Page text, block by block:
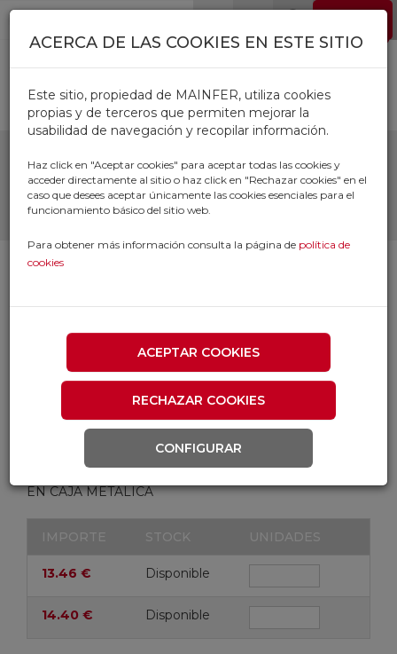
Pasar al contenido principal
LOTE 10 DISCOS METAL
INOX
BOSCH
EN CAJA METALICA
IMPORTE STOCK UNIDADES
13.46 € Disponible
14.40 € Disponible
ACERCA DE LAS COOKIES EN ESTE SITIO
Este sitio, propiedad de MAINFER, utiliza cookies
propias y de terceros que permiten mejorar la
usabilidad de navegación y recopilar información.
Haz click en "Aceptar cookies" para aceptar todas las cookies y
acceder directamente al sitio o haz click en "Rechazar cookies" en el
caso que desees aceptar únicamente las cookies esenciales para el
funcionamiento básico del sitio web.
Para obtener más información consulta la página de política de
cookies
ACEPTAR COOKIES
RECHAZAR COOKIES
CONFIGURAR